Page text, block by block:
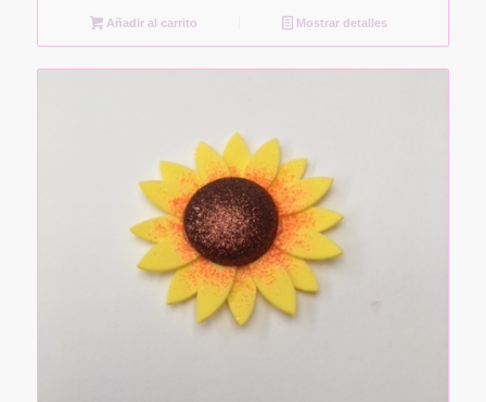
Añadir al carrito Mostrar detalles